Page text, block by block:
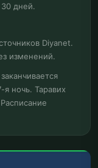
дней.
Diyanet.
изменений.
ночь. Таравих